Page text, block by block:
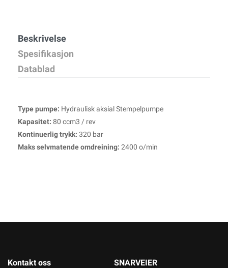
Beskrivelse
Spesifikasjon
Datablad
Type pumpe: Hydraulisk aksial Stempelpumpe
Kapasitet: 80 ccm3 / rev
Kontinuerlig trykk: 320 bar
Maks selvmatende omdreining: 2400 o/min
Kontakt oss SNARVEIER